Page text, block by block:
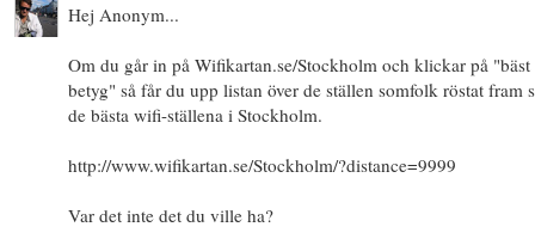
Hej Anonym...
Om du går in på Wifikartan.se/Stockholm och klickar på "bäst
betyg" så får du upp listan över de ställen somfolk röstat fram
de bästa wifi-ställena i Stockholm.
http://www.wifikartan.se/Stockholm/?distance=9999
Var det inte det du ville ha?